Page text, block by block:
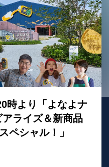
時より「よなよナ
ライズ＆新商品
ペシャル！」